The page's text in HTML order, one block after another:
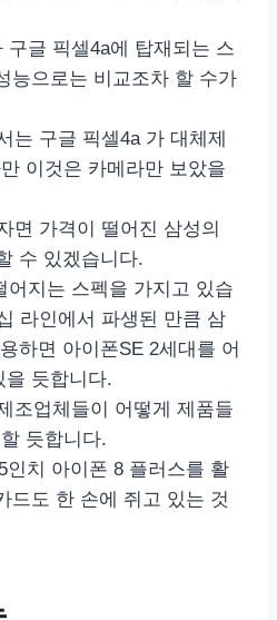
구글 픽셀4a에 탑재되는 스
능으로는 비교조차 할 수가
는 구글 픽셀4a 가 대체제
이것은 카메라만 보았을
면 가격이 떨어진 삼성의
수 있겠습니다.
어지는 스펙을 가지고 있습
라인에서 파생된 만큼 삼
하면 아이폰SE 2세대를 어
을 듯합니다.
조업체들이 어떻게 제품들
듯합니다.
인치 아이폰 8 플러스를 활
드도 한 손에 쥐고 있는 것